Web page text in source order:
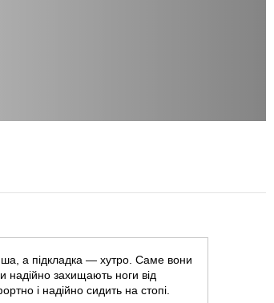
а підкладка — хутро. Саме вони
надійно захищають ноги від
і надійно сидить на стопі.